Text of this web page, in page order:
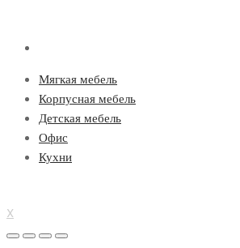
Мягкая мебель
Корпусная мебель
Детская мебель
Офис
Кухни
X